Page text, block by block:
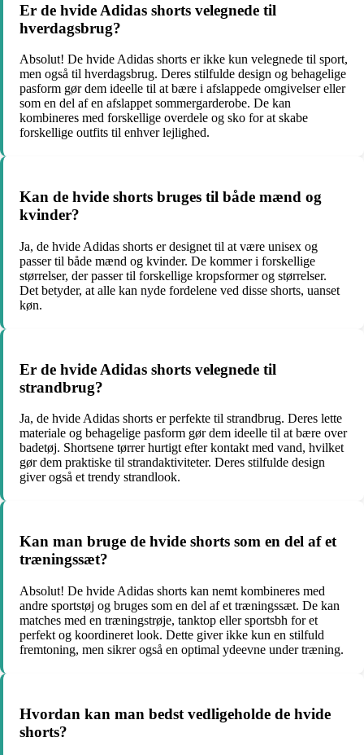
Er de hvide Adidas shorts velegnede til
hverdagsbrug?
Absolut! De hvide Adidas shorts er ikke kun velegnede til sport,
men også til hverdagsbrug. Deres stilfulde design og behagelige
pasform gør dem ideelle til at bære i afslappede omgivelser eller
som en del af en afslappet sommergarderobe. De kan
kombineres med forskellige overdele og sko for at skabe
forskellige outfits til enhver lejlighed.
Kan de hvide shorts bruges til både mænd og
kvinder?
Ja, de hvide Adidas shorts er designet til at være unisex og
passer til både mænd og kvinder. De kommer i forskellige
størrelser, der passer til forskellige kropsformer og størrelser.
Det betyder, at alle kan nyde fordelene ved disse shorts, uanset
køn.
Er de hvide Adidas shorts velegnede til
strandbrug?
Ja, de hvide Adidas shorts er perfekte til strandbrug. Deres lette
materiale og behagelige pasform gør dem ideelle til at bære over
badetøj. Shortsene tørrer hurtigt efter kontakt med vand, hvilket
gør dem praktiske til strandaktiviteter. Deres stilfulde design
giver også et trendy strandlook.
Kan man bruge de hvide shorts som en del af et
træningssæt?
Absolut! De hvide Adidas shorts kan nemt kombineres med
andre sportstøj og bruges som en del af et træningssæt. De kan
matches med en træningstrøje, tanktop eller sportsbh for et
perfekt og koordineret look. Dette giver ikke kun en stilfuld
fremtoning, men sikrer også en optimal ydeevne under træning.
Hvordan kan man bedst vedligeholde de hvide
shorts?